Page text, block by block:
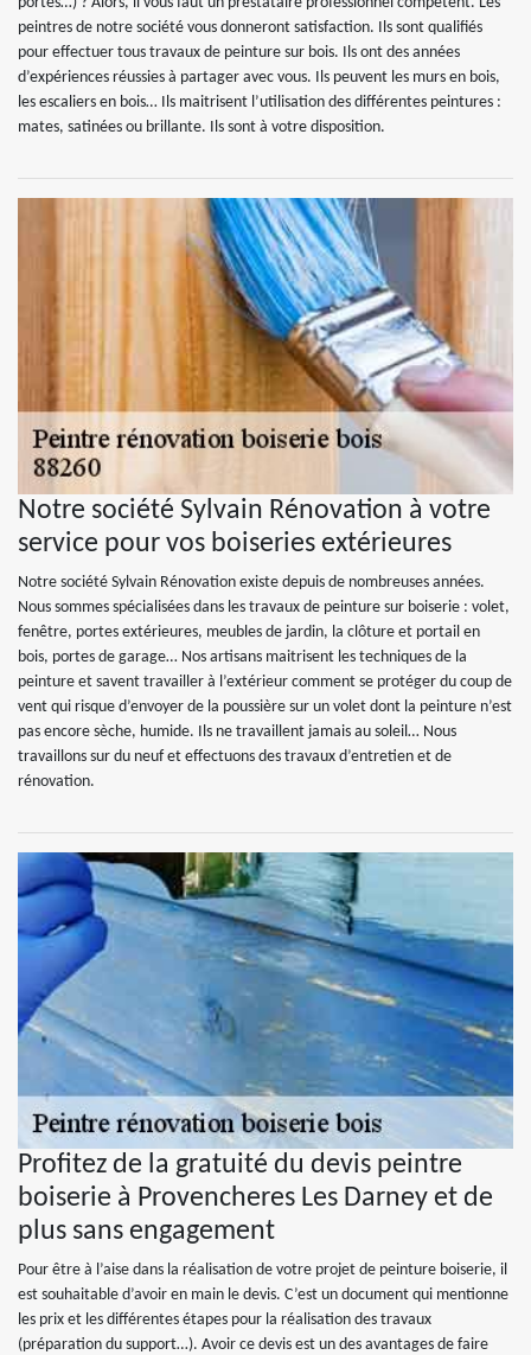
peintres de notre société vous donneront satisfaction. Ils sont qualifiés
pour effectuer tous travaux de peinture sur bois. Ils ont des années
d’expériences réussies à partager avec vous. Ils peuvent les murs en bois,
les escaliers en bois… Ils maitrisent l’utilisation des différentes peintures :
mates, satinées ou brillante. Ils sont à votre disposition.
Notre société Sylvain Rénovation à votre
service pour vos boiseries extérieures
Notre société Sylvain Rénovation existe depuis de nombreuses années.
Nous sommes spécialisées dans les travaux de peinture sur boiserie : volet,
fenêtre, portes extérieures, meubles de jardin, la clôture et portail en
bois, portes de garage… Nos artisans maitrisent les techniques de la
peinture et savent travailler à l’extérieur comment se protéger du coup de
vent qui risque d’envoyer de la poussière sur un volet dont la peinture n’est
pas encore sèche, humide. Ils ne travaillent jamais au soleil… Nous
travaillons sur du neuf et effectuons des travaux d’entretien et de
rénovation.
Profitez de la gratuité du devis peintre
boiserie à Provencheres Les Darney et de
plus sans engagement
Pour être à l’aise dans la réalisation de votre projet de peinture boiserie, il
est souhaitable d’avoir en main le devis. C’est un document qui mentionne
les prix et les différentes étapes pour la réalisation des travaux
(préparation du support…). Avoir ce devis est un des avantages de faire